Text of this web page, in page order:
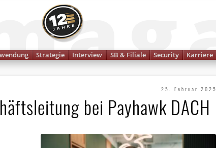
Strategie Interview SB & Filiale Security Karriere
25. Februar 2025
bei Payhawk DACH